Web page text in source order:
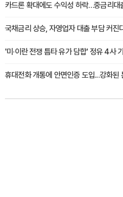
카드론 확대에도 수익성 하락…중금리대
국채금리 상승, 자영업자 대출 부담 커진
'미·이란 전쟁 틈타 유가 담합' 정유 4사
휴대전화 개통에 안면인증 도입...강화된